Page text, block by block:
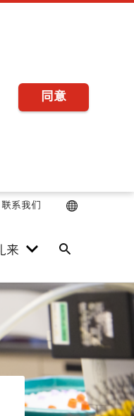
同意
联系我们
来